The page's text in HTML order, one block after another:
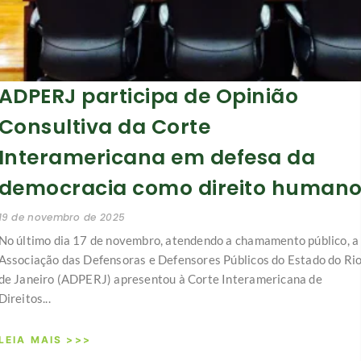
participa de Opinião
da Corte
em defesa da
como direito
de novembro de 2025
último dia 17 de novembro, atendendo a chamamento público, a
das Defensoras e Defensores Públicos do Estado do
Janeiro (ADPERJ) apresentou à Corte Interamericana de
MAIS >>>